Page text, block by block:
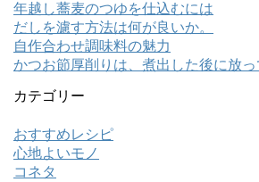
年越し蕎麦のつゆを仕込むには
だしを濾す方法は何が良いか。
自作合わせ調味料の魅力
かつお節厚削りは、煮出した後に放
カテゴリー
おすすめレシピ
心地よいモノ
コネタ